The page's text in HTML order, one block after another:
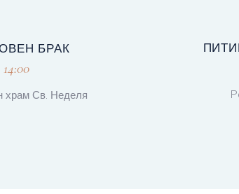
БРАК
14:00
храм Св. Неделя